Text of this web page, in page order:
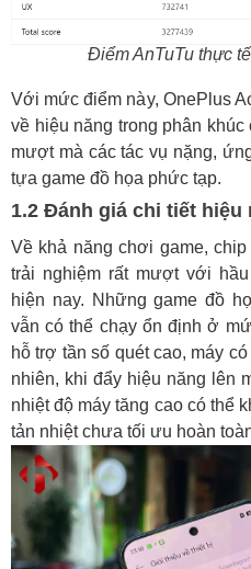
Điểm AnTuTu thực
Với mức điểm này, OnePlus
về hiệu năng trong phân
mượt mà các tác vụ nặng,
tựa game đồ họa phức tạp.
1.2 Đánh giá chi tiết hiệu
Về khả năng chơi game,
trải nghiệm rất mượt với
hiện nay. Những game đồ
vẫn có thể chạy ổn định ở
hỗ trợ tần số quét cao, máy
nhiên, khi đẩy hiệu năng lên
nhiệt độ máy tăng cao có thể
tản nhiệt chưa tối ưu hoàn